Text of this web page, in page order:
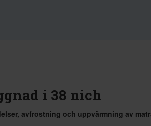
i 38 nich
avfrostning och uppvärmning av